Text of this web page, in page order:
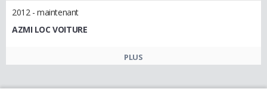
2012 - maintenant
AZMI LOC VOITURE
PLUS